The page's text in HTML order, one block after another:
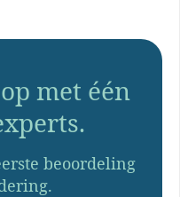
met één
beoordeling